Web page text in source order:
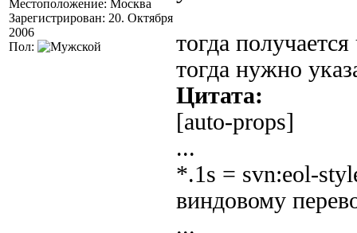
Местоположение: Москва
Зарегистрирован: 20. Октября
2006
Пол:
тогда
тогда нужно
Цитата:
[auto-props]
...
*.1s = svn:eol-
виндовому
...